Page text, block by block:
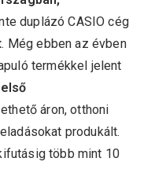
duplázó CASIO cég
. Még ebben az évben
termékkel jelent
áron, otthoni
produkált.
több mint 10